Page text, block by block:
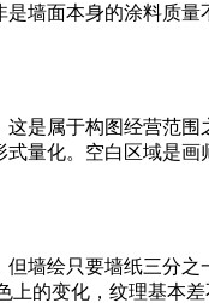
面本身的涂料质量
属于构图经营范围
量化。空白区域是
绘只要墙纸三分之
的变化，纹理基本